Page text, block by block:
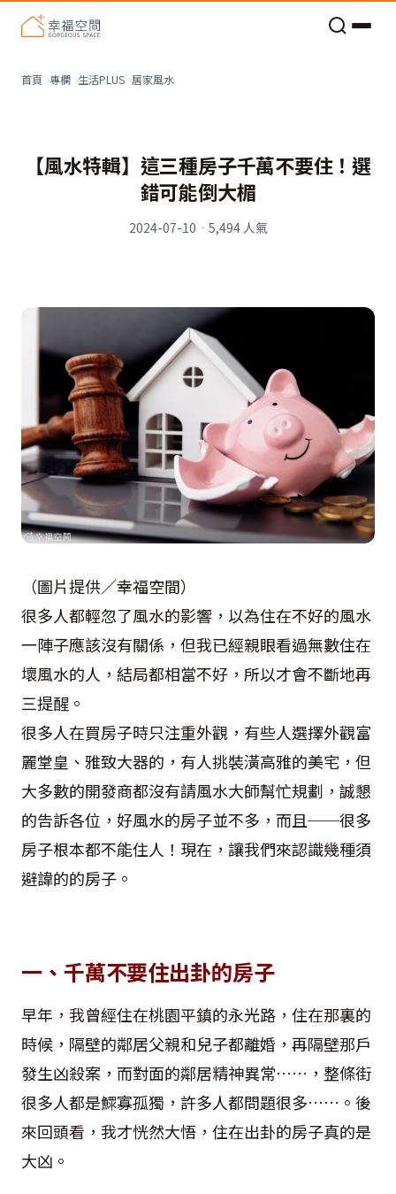
首頁 專欄 生活PLUS 居家風水
【風水特輯】這三種房子千萬不要住！選
錯可能倒大楣
2024-07-10 · 5,494人氣
（圖片提供／幸福空間）
很多人都輕忽了風水的影響，以為住在不好的風水
一陣子應該沒有關係，但我已經親眼看過無數住在
壞風水的人，結局都相當不好，所以才會不斷地再
三提醒。
很多人在買房子時只注重外觀，有些人選擇外觀富
麗堂皇、雅致大器的，有人挑裝潢高雅的美宅，但
大多數的開發商都沒有請風水大師幫忙規劃，誠懇
的告訴各位，好風水的房子並不多，而且──很多
房子根本都不能住人！現在，讓我們來認識幾種須
避諱的的房子。
一、千萬不要住出卦的房子
早年，我曾經住在桃園平鎮的永光路，住在那裏的
時候，隔壁的鄰居父親和兒子都離婚，再隔壁那戶
發生凶殺案，而對面的鄰居精神異常……，整條街
很多人都是鰥寡孤獨，許多人都問題很多……。後
來回頭看，我才恍然大悟，住在出卦的房子真的是
大凶。